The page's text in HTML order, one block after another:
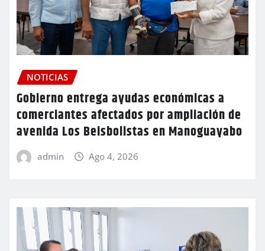
NOTICIAS
Gobierno entrega ayudas económicas a
comerciantes afectados por ampliación de
avenida Los Beisbolistas en Manoguayabo
admin Ago 4, 2026